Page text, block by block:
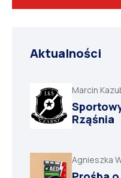
Aktualności
Marcin
Rząśnia
Agnieszka